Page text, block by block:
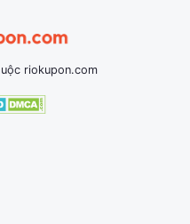
riokupon.com